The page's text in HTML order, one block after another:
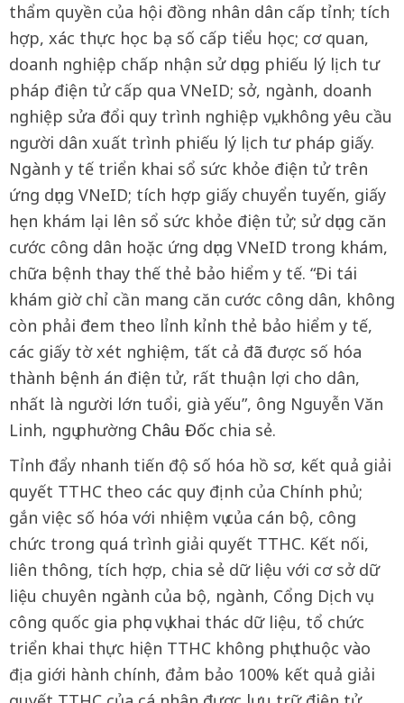
thẩm quyền của hội đồng nhân dân cấp tỉnh; tích
hợp, xác thực học bạ số cấp tiểu học; cơ quan,
doanh nghiệp chấp nhận sử dụng phiếu lý lịch tư
pháp điện tử cấp qua VNeID; sở, ngành, doanh
nghiệp sửa đổi quy trình nghiệp vụ, không yêu cầu
người dân xuất trình phiếu lý lịch tư pháp giấy.
Ngành y tế triển khai sổ sức khỏe điện tử trên
ứng dụng VNeID; tích hợp giấy chuyển tuyến, giấy
hẹn khám lại lên sổ sức khỏe điện tử; sử dụng căn
cước công dân hoặc ứng dụng VNeID trong khám,
chữa bệnh thay thế thẻ bảo hiểm y tế. “Đi tái
khám giờ chỉ cần mang căn cước công dân, không
còn phải đem theo lỉnh kỉnh thẻ bảo hiểm y tế,
các giấy tờ xét nghiệm, tất cả đã được số hóa
thành bệnh án điện tử, rất thuận lợi cho dân,
nhất là người lớn tuổi, già yếu”, ông Nguyễn Văn
Linh, ngụ phường Châu Đốc chia sẻ.
Tỉnh đẩy nhanh tiến độ số hóa hồ sơ, kết quả giải
quyết TTHC theo các quy định của Chính phủ;
gắn việc số hóa với nhiệm vụ của cán bộ, công
chức trong quá trình giải quyết TTHC. Kết nối,
liên thông, tích hợp, chia sẻ dữ liệu với cơ sở dữ
liệu chuyên ngành của bộ, ngành, Cổng Dịch vụ
công quốc gia phục vụ khai thác dữ liệu, tổ chức
triển khai thực hiện TTHC không phụ thuộc vào
địa giới hành chính, đảm bảo 100% kết quả giải